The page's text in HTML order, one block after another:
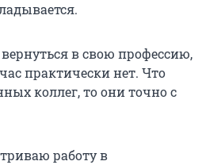
в свою профессию,
практически нет. Что
коллег, то они точно с
работу в